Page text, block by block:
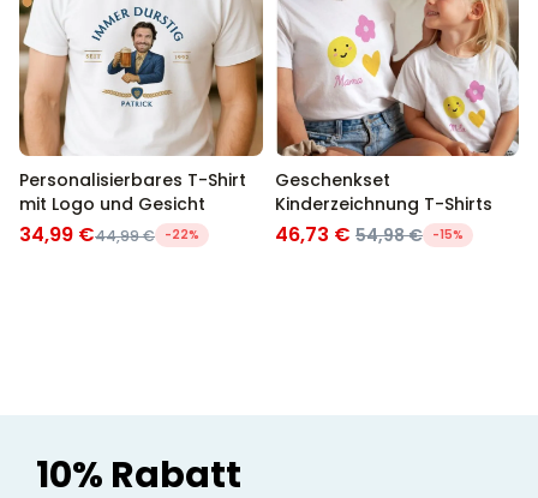
Personalisierbares T-Shirt
mit Logo und Gesicht
34,99 €44,99 € -22%
Geschenkset
Kinderzeichnung T-Shirts
46,73 € 54,98 € -15%
10% Rabatt